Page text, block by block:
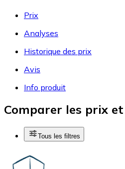
Prix
Analyses
Historique des prix
Avis
Info produit
Comparer les prix
Tous les filtres